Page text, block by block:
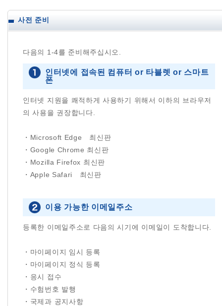
사전 준비
다음의 1-4를 준비해주십시오.
인터넷에 접속된 컴퓨터 or 타블렛 or 스마트
폰
인터넷 지원을 쾌적하게 사용하기 위해서 이하의 브라우저
의 사용을 권장합니다.
・Microsoft Edge 최신판
・Google Chrome 최신판
・Mozilla Firefox 최신판
・Apple Safari 최신판
이용 가능한 이메일주소
등록한 이메일주소로 다음의 시기에 이메일이 도착합니다.
・마이페이지 임시 등록
・마이페이지 정식 등록
・응시 접수
・수험번호 발행
・국제과 공지사항